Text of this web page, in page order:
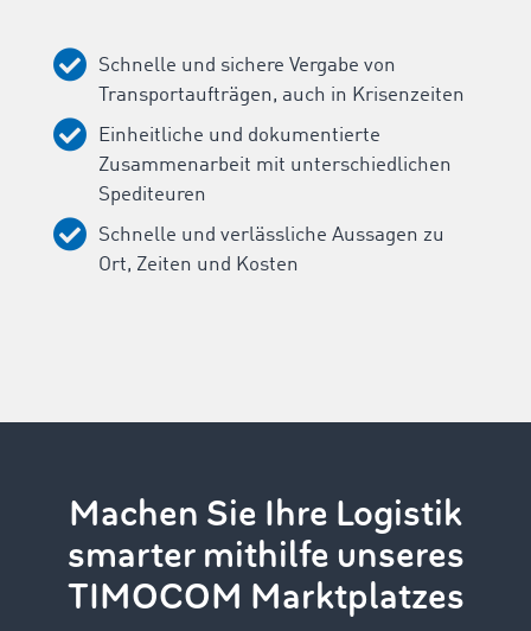
Schnelle und sichere Vergabe von
Transportaufträgen, auch in Krisenzeiten
Einheitliche und dokumentierte
Zusammenarbeit mit unterschiedlichen
Spediteuren
Schnelle und verlässliche Aussagen zu
Ort, Zeiten und Kosten
Machen Sie Ihre Logistik
smarter mithilfe unseres
TIMOCOM Marktplatzes